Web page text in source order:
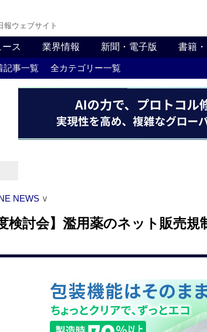
報ウェブサイト
ース 業界情報 新聞・電子版 書籍
記事一覧 全カテゴリー一覧
NEWS ∨
検討会】濫用薬のネット販売